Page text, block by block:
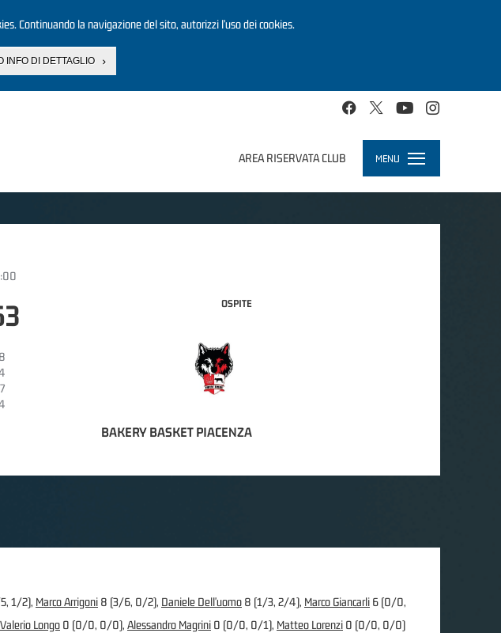
Continuando la navigazione del sito, autorizzi l’uso dei cookies.
INFO DI DETTAGLIO
AREA RISERVATA CLUB MENU
Toggle
navigation
OSPITE
BAKERY BASKET PIACENZA
1/2), Marco Arrigoni 8 (3/6, 0/2), Daniele Dell'uomo 8 (1/3, 2/4), Marco Giancarli 6 (0/0,
Valerio Longo 0 (0/0, 0/0), Alessandro Magrini 0 (0/0, 0/1), Matteo Lorenzi 0 (0/0, 0/0)